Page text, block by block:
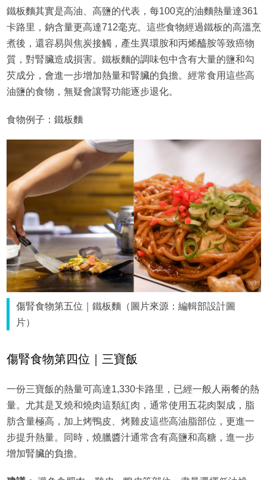
鐵板麵其實是高油、高鹽的代表，每100克的油麵熱量達361
卡路里，鈉含量更高達712毫克。這些食物經過鐵板的高溫烹
煮後，還容易與焦炭接觸，產生異環胺和丙烯醯胺等致癌物
質，對腎臟造成損害。鐵板麵的調味包中含有大量的鹽和勾
芡成分，會進一步增加熱量和腎臟的負擔。經常食用這些高
油鹽的食物，無疑會讓腎功能逐步退化。
食物例子：鐵板麵
傷腎食物第五位｜鐵板麵（圖片來源：編輯部設計圖
片）
傷腎食物第四位｜三寶飯
一份三寶飯的熱量可高達1,330卡路里，已經一般人兩餐的熱
量。尤其是叉燒和燒肉這類紅肉，通常使用五花肉製成，脂
肪含量極高，加上烤鴨皮、烤雞皮這些高油脂部位，更進一
步提升熱量。同時，燒臘醬汁通常含有高鹽和高糖，進一步
增加腎臟的負擔。